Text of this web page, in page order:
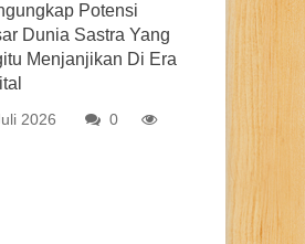
Potensi
Dunia Sastra Yang
Menjanjikan Di Era
2026
0